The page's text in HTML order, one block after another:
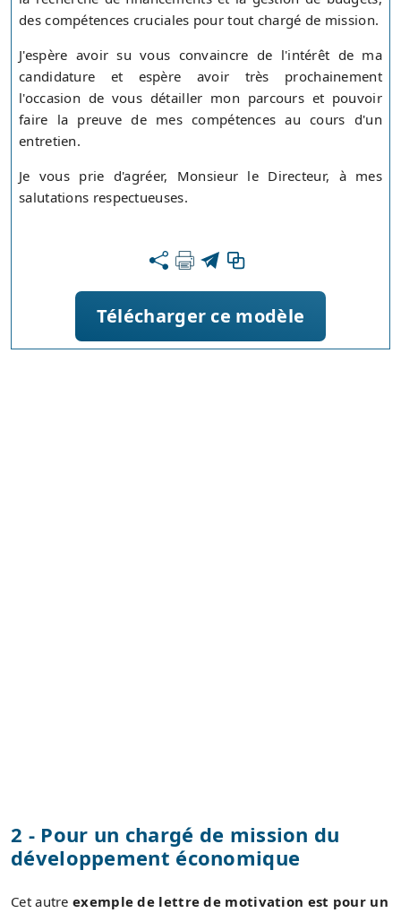
des compétences cruciales pour tout chargé de mission.
J'espère avoir su vous convaincre de l'intérêt de ma
candidature et espère avoir très prochainement
l'occasion de vous détailler mon parcours et pouvoir
faire la preuve de mes compétences au cours d'un
entretien.
Je vous prie d'agréer, Monsieur le Directeur, à mes
salutations respectueuses.
Télécharger ce modèle
2 - Pour un chargé de mission du
développement économique
Cet autre exemple de lettre de motivation est pour un